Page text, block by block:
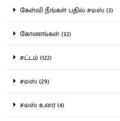
கேள்வி நீங்கள் பதில் சமஸ் (3)
கோணங்கள் (32)
சட்டம் (122)
சமஸ் (29)
சமஸ் உரை (4)